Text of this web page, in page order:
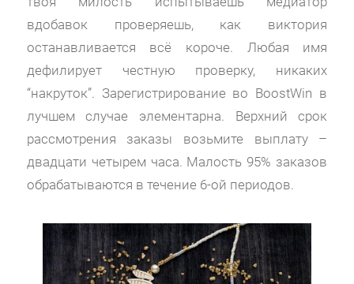
вдобавок проверяешь, как виктория
останавливается всё короче. Любая имя
дефилирует честную проверку, никаких
“накруток”. Зарегистрирование во BoostWin в
лучшем случае элементарна. Верхний срок
рассмотрения заказы возьмите выплату –
двадцати четырем часа. Малость 95% заказов
обрабатываются в течение 6-ой периодов.